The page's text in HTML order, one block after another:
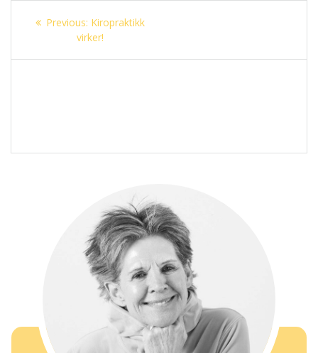
Innleggsnavigasjon
Previous: Previous
post:
Kiropraktikk
virker!